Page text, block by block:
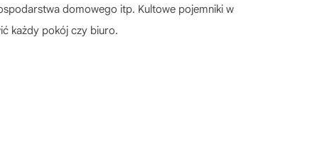
domowego itp. Kultowe pojemniki w
każdy pokój czy biuro.